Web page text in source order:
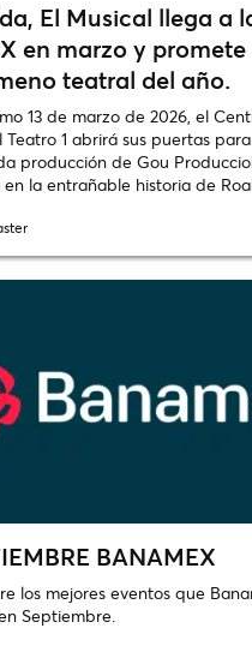
El Musical llega a
en marzo y promete
teatral del año.
13 de marzo de 2026, el
Teatro 1 abrirá sus puertas
producción de Gou
en la entrañable historia de
BANAMEX
los mejores eventos que
Septiembre.